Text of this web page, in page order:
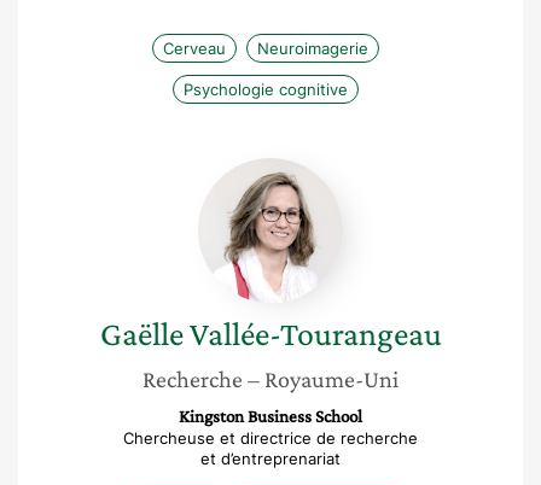
Cerveau Neuroimagerie
Psychologie cognitive
Gaëlle
Vallée-
Tourangeau
GaëlleVallée-Tourangeau
Recherche – Royaume-Uni
Kingston Business School
Chercheuse et directrice de recherche
et d’entreprenariat